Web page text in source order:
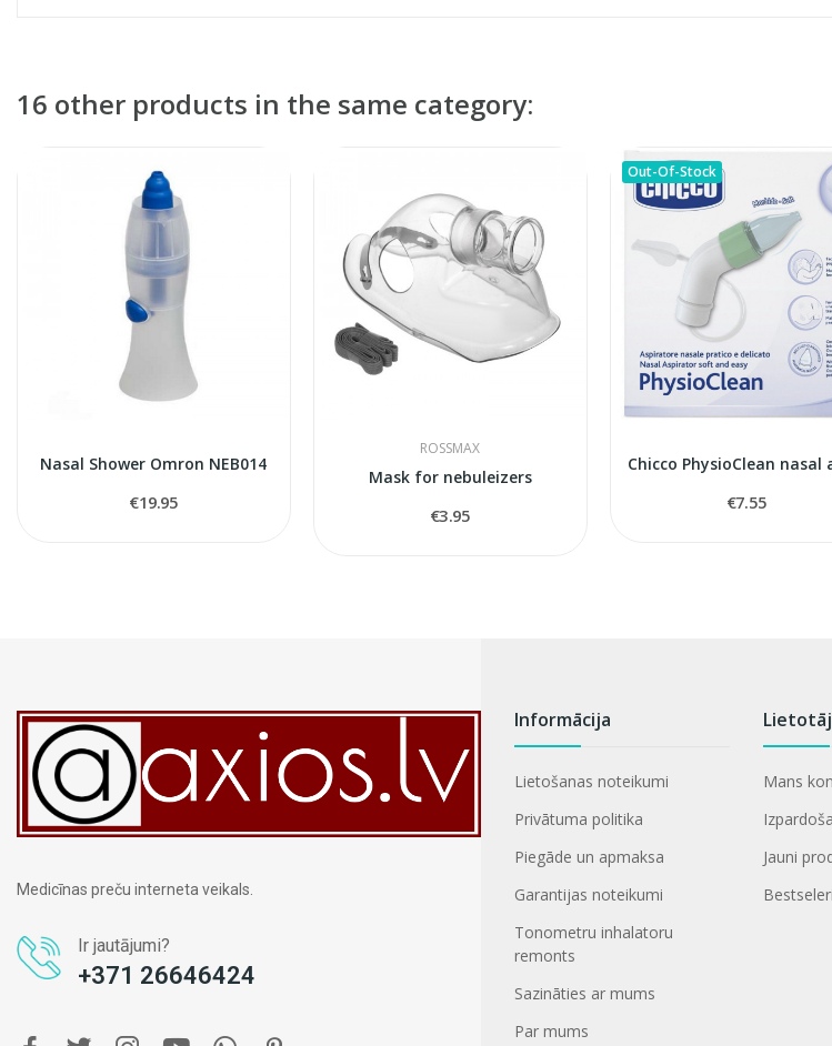
16 other products in the same category:
Nasal Shower Omron NEB014
€19.95
ROSSMAX
Mask for nebuleizers
€3.95
Out-Of-Stock
€7.55
Medicīnas preču interneta veikals.
Ir jautājumi?
+371 26646424
Informācija
Lietošanas noteikumi
Privātuma politika
Piegāde un apmaksa
Garantijas noteikumi
Tonometru inhalatoru
remonts
Sazināties ar mums
Par mums
Mans
Jauni
Bestseleri